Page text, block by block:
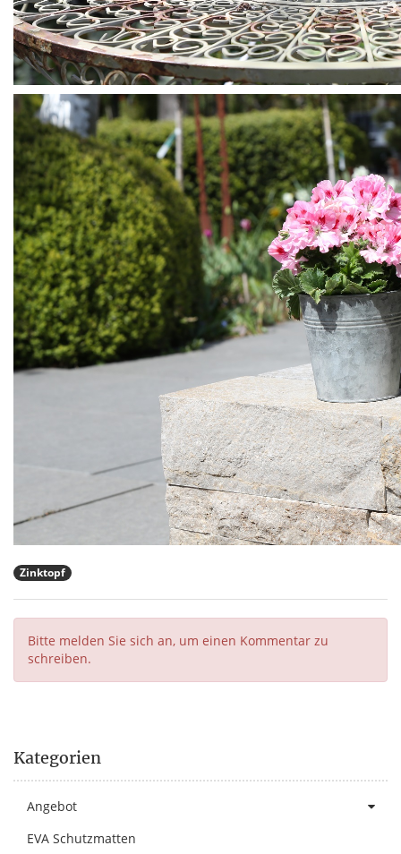
Zinktopf
Bitte melden Sie sich an, um einen Kommentar zu
schreiben.
Kategorien
Angebot
EVA Schutzmatten